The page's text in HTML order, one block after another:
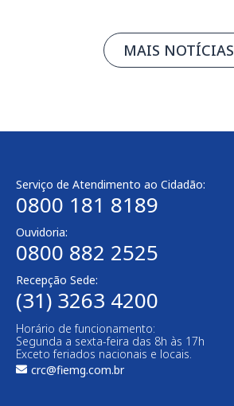
MAIS NOTÍCIAS
Serviço de Atendimento ao Cidadão:
0800 181 8189
Ouvidoria:
0800 882 2525​
Recepção Sede:
(31) 3263 4200
Horário de funcionamento:
Segunda a sexta-feira das 8h às 17h
Exceto feriados nacionais e locais.
crc@fiemg.com.br